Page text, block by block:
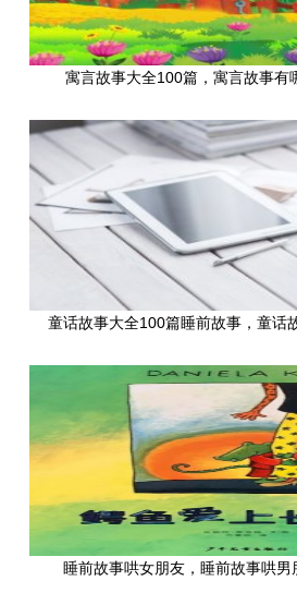
寓言故事大全100篇，寓言故事有
童话故事大全100篇睡前故事，童话
睡前故事哄女朋友，睡前故事哄男